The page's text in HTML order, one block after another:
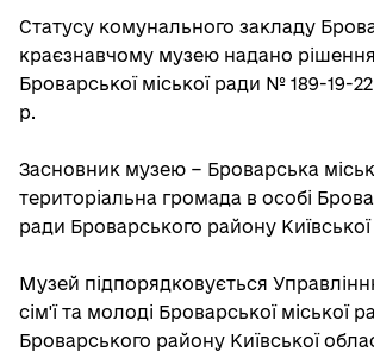
Статусу комунального закладу
краєзнавчому музею надано
Броварської міської ради № 189-19-22
р.
Засновник музею − Броварська
територіальна громада в особі
ради Броварського району Київської
Музей підпорядковується
сім'ї та молоді Броварської міської
Броварського району Київської